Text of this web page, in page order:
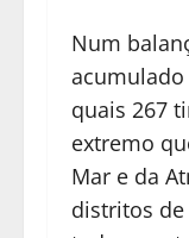
Num
acumulado
quais 267
extremo
Mar e da
distritos de